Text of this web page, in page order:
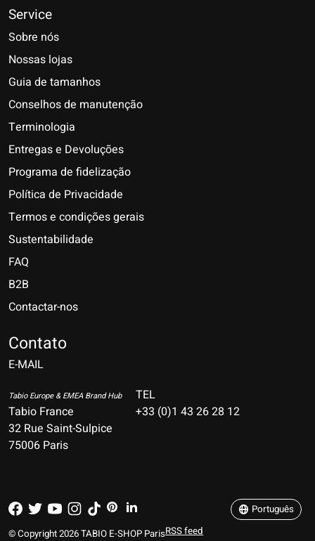
Service
Sobre nós
Nossas lojas
Guia de tamanhos
Conselhos de manutenção
Terminologia
Entregas e Devoluções
Programa de fidelização
Política de Privacidade
Termos e condições gerais
Sustentabilidade
FAQ
B2B
Contactar-nos
Contato
E-MAIL
Tabio Europe & EMEA Brand Hub
Tabio France
32 Rue Saint-Sulpice
75006 Paris
TEL
+33 (0)1 43 26 28 12
© Copyright 2026 TABIO E-SHOP ParisRSS feed
Português